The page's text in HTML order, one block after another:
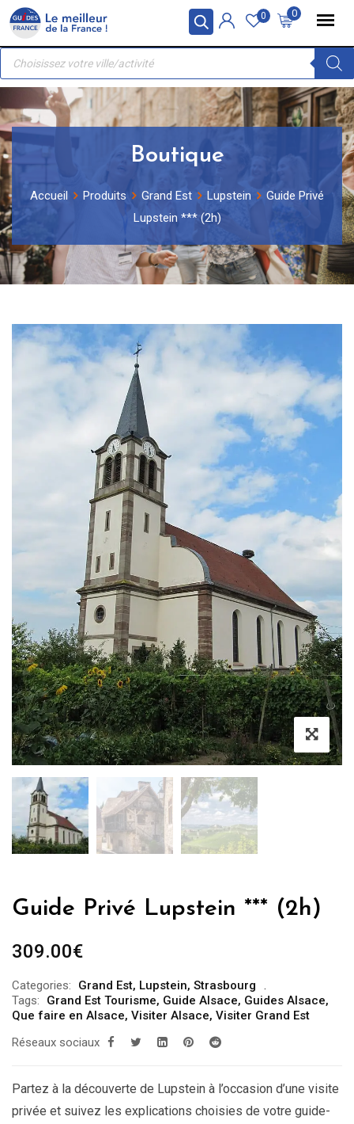
Panneau de gestion des cookies
Skip
content
0
0
Recherche
produits
Boutique
Accueil Produits Grand Est Lupstein
Guide Privé
Lupstein *** (2h)
Guide Privé Lupstein *** (2h)
309.00€
Categories: Grand Est, Lupstein, Strasbourg
Tags:
Grand Est Tourisme, Guide Alsace, Guides Alsace,
Que faire en Alsace, Visiter Alsace, Visiter Grand Est
Réseaux sociaux
Partez à la découverte de Lupstein à l’occasion d’une visite
privée et suivez les explications choisies de votre guide-